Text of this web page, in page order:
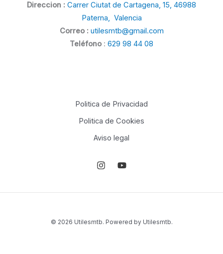
Direccion : Carrer Ciutat de Cartagena, 15, 46988
Paterna, Valencia
Correo : utilesmtb@gmail.com
Teléfono : 629 98 44 08
Politica de Privacidad
Politica de Cookies
Aviso legal
© 2026 Utilesmtb. Powered by Utilesmtb.